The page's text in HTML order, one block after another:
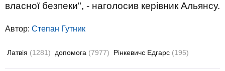
власної безпеки", - наголосив керівник Альянсу.
Автор: Степан Гутник
Латвія (1281) допомога (7977) Рінкевичс Едгарс (195)